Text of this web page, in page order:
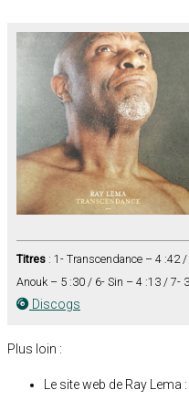
Titres : 1- Transcendance – 4 :42
Anouk – 5 :30 / 6- Sin – 4 :13 / 7-
Discogs
Plus loin :
Le site web de Ray Lema :